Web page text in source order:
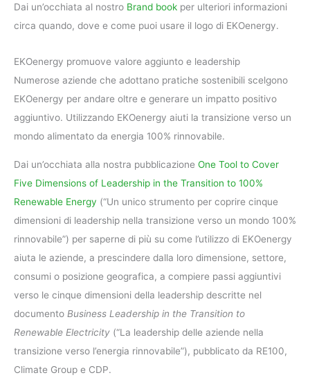
Dai un’occhiata al nostro Brand book per ulteriori informazioni
circa quando, dove e come puoi usare il logo di EKOenergy.
EKOenergy promuove valore aggiunto e leadership
Numerose aziende che adottano pratiche sostenibili scelgono
EKOenergy per andare oltre e generare un impatto positivo
aggiuntivo. Utilizzando EKOenergy aiuti la transizione verso un
mondo alimentato da energia 100% rinnovabile.
Dai un’occhiata alla nostra pubblicazione One Tool to Cover
Five Dimensions of Leadership in the Transition to 100%
Renewable Energy (“Un unico strumento per coprire cinque
dimensioni di leadership nella transizione verso un mondo 100%
rinnovabile”) per saperne di più su come l’utilizzo di EKOenergy
aiuta le aziende, a prescindere dalla loro dimensione, settore,
consumi o posizione geografica, a compiere passi aggiuntivi
verso le cinque dimensioni della leadership descritte nel
documento Business Leadership in the Transition to
Renewable Electricity (“La leadership delle aziende nella
transizione verso l’energia rinnovabile”), pubblicato da RE100,
Climate Group e CDP.